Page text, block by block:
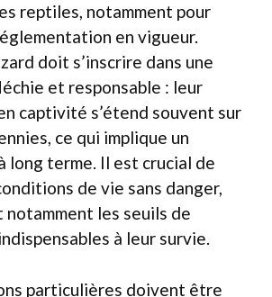
reptiles, notamment pour
en vigueur.
doit s’inscrire dans une
et responsable : leur
captivité s’étend souvent sur
ce qui implique un
long terme. Il est crucial de
de vie sans danger,
notamment les seuils de
à leur survie.
particulières doivent être